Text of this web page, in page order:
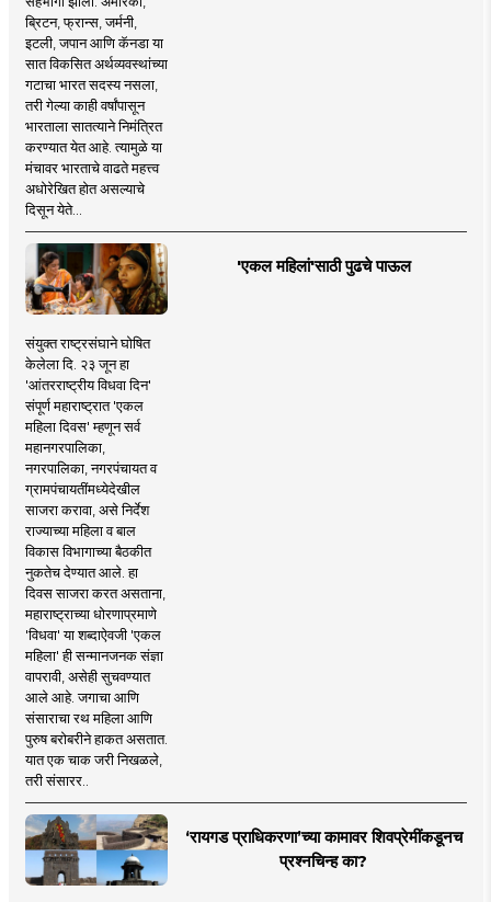
ब्रिटन, फ्रान्स, जर्मनी,
इटली, जपान आणि कॅनडा या
सात विकसित अर्थव्यवस्थांच्या
गटाचा भारत सदस्य नसला,
तरी गेल्या काही वर्षांपासून
भारताला सातत्याने निमंत्रित
करण्यात येत आहे. त्यामुळे या
मंचावर भारताचे वाढते महत्त्व
अधोरेखित होत असल्याचे
दिसून येते...
'एकल महिलां'साठी पुढचे पाऊल
संयुक्त राष्ट्रसंघाने घोषित
केलेला दि. २३ जून हा
'आंतरराष्ट्रीय विधवा दिन'
संपूर्ण महाराष्ट्रात 'एकल
महिला दिवस' म्हणून सर्व
महानगरपालिका,
नगरपालिका, नगरपंचायत व
ग्रामपंचायतींमध्येदेखील
साजरा करावा, असे निर्देश
राज्याच्या महिला व बाल
विकास विभागाच्या बैठकीत
नुकतेच देण्यात आले. हा
दिवस साजरा करत असताना,
महाराष्ट्राच्या धोरणाप्रमाणे
'विधवा' या शब्दाऐवजी 'एकल
महिला' ही सन्मानजनक संज्ञा
वापरावी, असेही सुचवण्यात
आले आहे. जगाचा आणि
संसाराचा रथ महिला आणि
पुरुष बरोबरीने हाकत असतात.
यात एक चाक जरी निखळले,
तरी संसारर..
‘रायगड प्राधिकरणा’च्या कामावर शिवप्रेमींकडूनच
प्रश्नचिन्ह का?